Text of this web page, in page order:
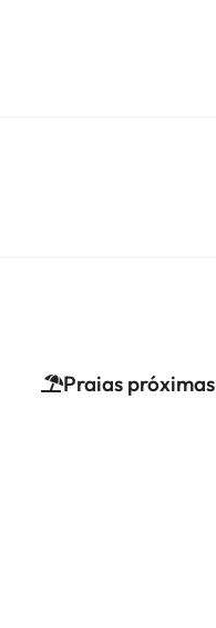
Praias próximas